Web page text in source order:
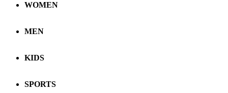
WOMEN
MEN
KIDS
SPORTS